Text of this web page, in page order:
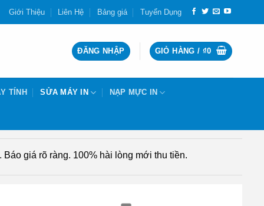
Giới Thiệu Liên Hệ Bảng giá Tuyển Dụng
ĐĂNG NHẬP GIỎ HÀNG / ₫0
TÍNH SỬA MÁY IN NẠP MỰC IN
giá rõ ràng. 100% hài lòng mới thu tiền.